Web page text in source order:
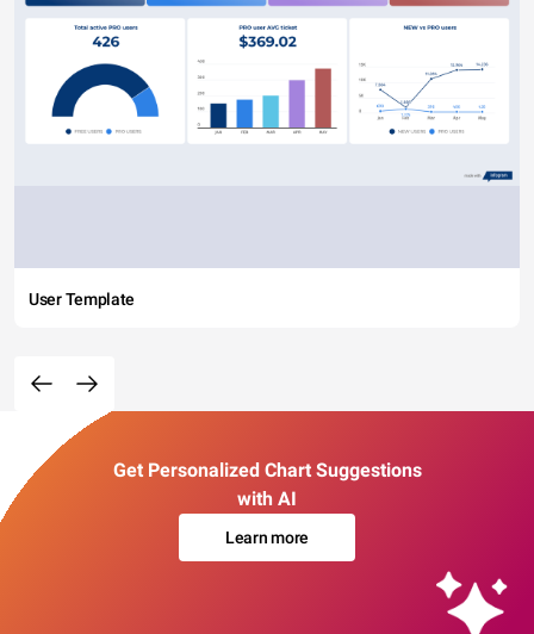
User Template
Get Personalized Chart Suggestions
with AI
Learn more